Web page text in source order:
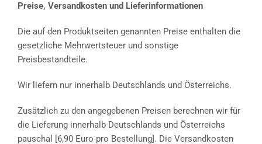
Preise, Versandkosten und Lieferinformationen
Die auf den Produktseiten genannten Preise enthalten die
gesetzliche Mehrwertsteuer und sonstige
Preisbestandteile.
Wir liefern nur innerhalb Deutschlands und Österreichs.
Zusätzlich zu den angegebenen Preisen berechnen wir für
die Lieferung innerhalb Deutschlands und Österreichs
pauschal [6,90 Euro pro Bestellung]. Die Versandkosten